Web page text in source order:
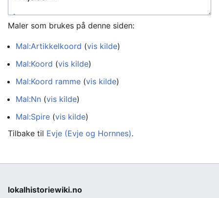
Maler som brukes på denne siden:
Mal:Artikkelkoord (vis kilde)
Mal:Koord (vis kilde)
Mal:Koord ramme (vis kilde)
Mal:Nn (vis kilde)
Mal:Spire (vis kilde)
Tilbake til Evje (Evje og Hornnes).
lokalhistoriewiki.no